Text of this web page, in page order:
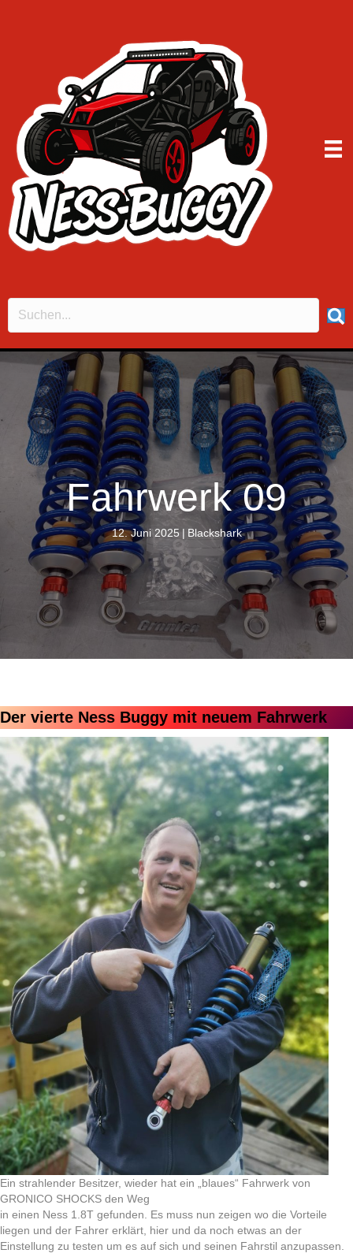
Fahrwerk 09
12. Juni 2025 | Blackshark
Der vierte Ness Buggy mit neuem Fahrwerk
Ein strahlender Besitzer, wieder hat ein „blaues“ Fahrwerk von
GRONICO SHOCKS den Weg
in einen Ness 1.8T gefunden. Es muss nun zeigen wo die Vorteile
liegen und der Fahrer erklärt, hier und da noch etwas an der
Einstellung zu testen um es auf sich und seinen Fahrstil anzupassen.